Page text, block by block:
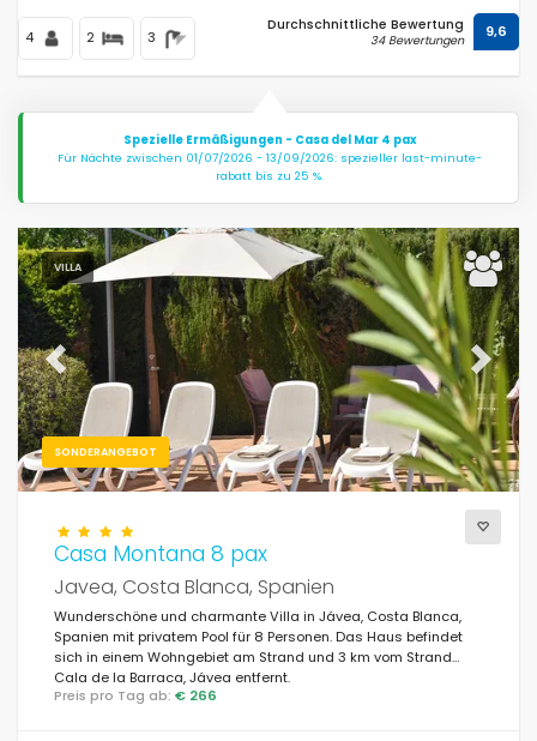
4 2 3
Durchschnittliche Bewertung
34 Bewertungen 9,6
Spezielle Ermäßigungen - Casa del Mar 4 pax
Für Nächte zwischen 01/07/2026 - 13/09/2026: spezieller last-minute-
rabatt bis zu 25 %.
VILLA
SONDERANGEBOT
Previous Next
Casa Montana 8 pax
Javea, Costa Blanca, Spanien
Wunderschöne und charmante Villa in Jávea, Costa Blanca,
Spanien mit privatem Pool für 8 Personen. Das Haus befindet
sich in einem Wohngebiet am Strand und 3 km vom Strand
Cala de la Barraca, Jávea entfernt.
Preis pro Tag ab: € 266